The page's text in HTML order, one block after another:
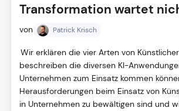
Transformation wartet
von Patrick Krisch
Wir erklären die vier Arten von
beschreiben die diversen KI-
Unternehmen zum Einsatz kommen
Herausforderungen beim Einsatz von
in Unternehmen zu bewältigen sind und